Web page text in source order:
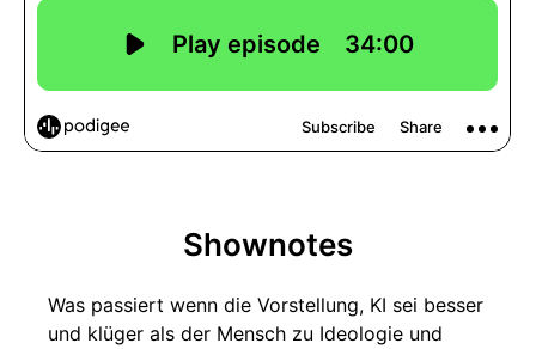
Shownotes
Was passiert wenn die Vorstellung, KI sei besser
und klüger als der Mensch zu Ideologie und